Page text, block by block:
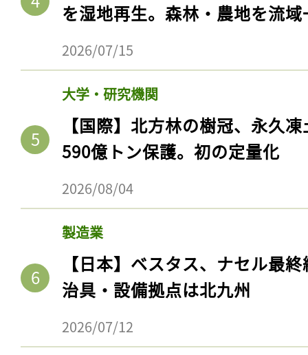
を湿地再生。森林・農地を流
2026/07/15
大学・研究機関
【国際】北方林の樹冠、永久
590億トン保護。初の定量化
2026/08/04
製造業
【日本】ベスタス、ナセル最
治具・設備拠点は北九州
2026/07/12